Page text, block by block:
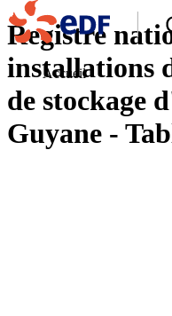
Accueil
Registre
installations
de stockage
Guyane -